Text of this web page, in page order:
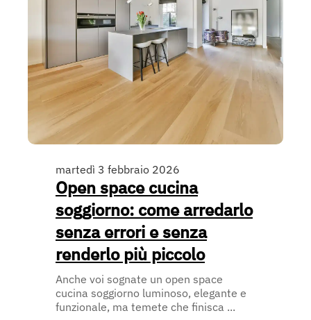
martedì 3 febbraio 2026
Open space cucina
soggiorno: come arredarlo
senza errori e senza
renderlo più piccolo
Anche voi sognate un open space
cucina soggiorno luminoso, elegante e
funzionale, ma temete che finisca ...